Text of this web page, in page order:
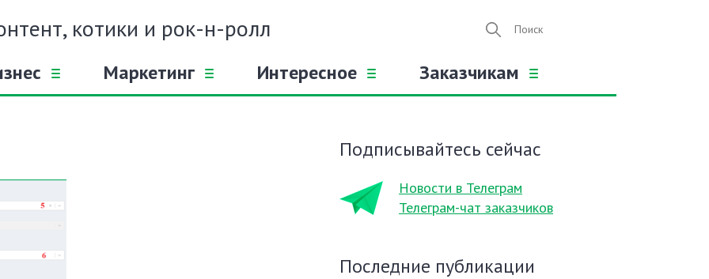
котики и рок-н-ролл
Маркетинг Интересное Заказчикам
Подписывайтесь сейчас
Новости в Телеграм
Телеграм-чат заказчиков
Последние публикации